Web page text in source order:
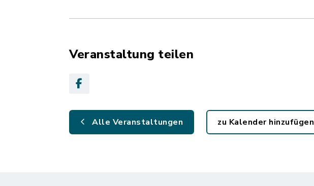
Veranstaltung teilen
Alle Veranstaltungen zu Kalender hinzufügen